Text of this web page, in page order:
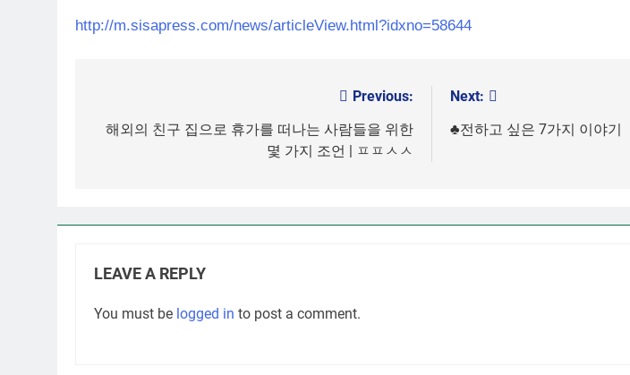
http://m.sisapress.com/news/articleView.html?idxno=58644
navigation
Previous:
해외의 친구 집으로 휴가를 떠나는 사람들을 위한
몇 가지 조언 | ㅍㅍㅅㅅ
Next:
♣전하고 싶은 7가지 이야기
LEAVE A REPLY
You must be logged in to post a comment.